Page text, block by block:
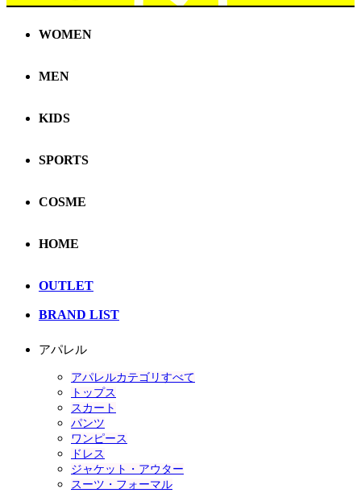
WOMEN
MEN
KIDS
SPORTS
COSME
HOME
OUTLET
BRAND LIST
アパレル
アパレルカテゴリすべて
トップス
スカート
パンツ
ワンピース
ドレス
ジャケット・アウター
スーツ・フォーマル